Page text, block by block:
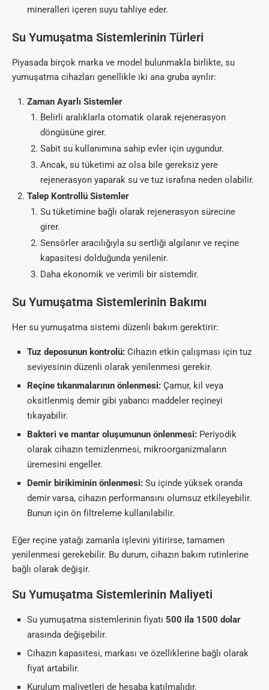
mineralleri içeren suyu tahliye eder.
Su Yumuşatma Sistemlerinin Türleri
Piyasada birçok marka ve model bulunmakla birlikte, su
yumuşatma cihazları genellikle iki ana gruba ayrılır:
Zaman Ayarlı Sistemler
Belirli aralıklarla otomatik olarak rejenerasyon
döngüsüne girer.
Sabit su kullanımına sahip evler için uygundur.
Ancak, su tüketimi az olsa bile gereksiz yere
rejenerasyon yaparak su ve tuz israfına neden olabilir.
Talep Kontrollü Sistemler
Su tüketimine bağlı olarak rejenerasyon sürecine
girer.
Sensörler aracılığıyla su sertliği algılanır ve reçine
kapasitesi dolduğunda yenilenir.
Daha ekonomik ve verimli bir sistemdir.
Su Yumuşatma Sistemlerinin Bakımı
Her su yumuşatma sistemi düzenli bakım gerektirir:
Tuz deposunun kontrolü: Cihazın etkin çalışması için tuz
seviyesinin düzenli olarak yenilenmesi gerekir.
Reçine tıkanmalarının önlenmesi: Çamur, kil veya
oksitlenmiş demir gibi yabancı maddeler reçineyi
tıkayabilir.
Bakteri ve mantar oluşumunun önlenmesi: Periyodik
olarak cihazın temizlenmesi, mikroorganizmaların
üremesini engeller.
Demir birikiminin önlenmesi: Su içinde yüksek oranda
demir varsa, cihazın performansını olumsuz etkileyebilir.
Bunun için ön filtreleme kullanılabilir.
Eğer reçine yatağı zamanla işlevini yitirirse, tamamen
yenilenmesi gerekebilir. Bu durum, cihazın bakım rutinlerine
bağlı olarak değişir.
Su Yumuşatma Sistemlerinin Maliyeti
Su yumuşatma sistemlerinin fiyatı 500 ila 1500 dolar
arasında değişebilir.
Cihazın kapasitesi, markası ve özelliklerine bağlı olarak
fiyat artabilir.
Kurulum maliyetleri de hesaba katılmalıdır.